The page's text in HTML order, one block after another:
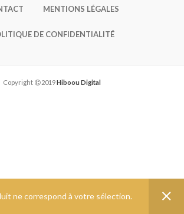
ne correspond à votre sélection.
MENTIONS LÉGALES
DE CONFIDENTIALITÉ
Copyright 2019Hiboou Digital